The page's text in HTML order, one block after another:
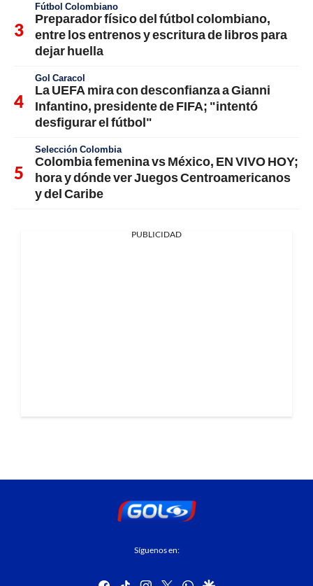
Fútbol Colombiano
Preparador físico del fútbol colombiano,
entre los entrenos y escritura de libros para
dejar huella
Gol Caracol
La UEFA mira con desconfianza a Gianni
Infantino, presidente de FIFA; "intentó
desfigurar el fútbol"
Selección Colombia
Colombia femenina vs México, EN VIVO HOY;
hora y dónde ver Juegos Centroamericanos
y del Caribe
PUBLICIDAD
Síguenos en: